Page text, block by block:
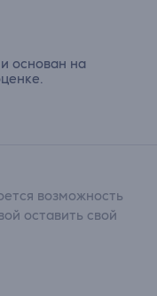
основан на
возможность
оставить свой